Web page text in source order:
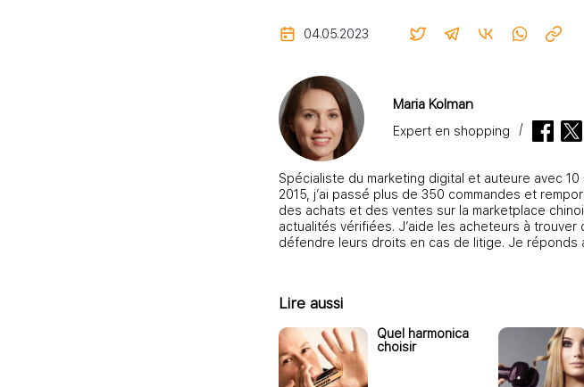
04.05.2023
Maria Kolman
Expert en shopping
Spécialiste du marketing digital et auteure avec
2015, j’ai passé plus de 350 commandes et
des achats et des ventes sur la marketplace
actualités vérifiées. J’aide les acheteurs à
défendre leurs droits en cas de litige. Je réponds
Lire aussi
Quel harmonica
choisir